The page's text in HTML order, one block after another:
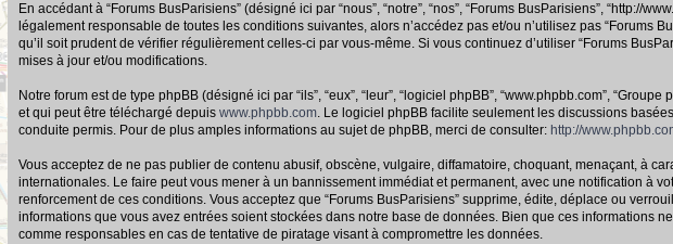
En accédant à “Forums BusParisiens” (désigné ici par “nous”, “notre”, “nos”, “Forums BusParisiens”,
légalement responsable de toutes les conditions suivantes, alors n’accédez pas et/ou n’utilisez pas
qu’il soit prudent de vérifier régulièrement celles-ci par vous-même. Si vous continuez d’utiliser “Forums
mises à jour et/ou modifications.
Notre forum est de type phpBB (désigné ici par “ils”, “eux”, “leur”, “logiciel phpBB”, “www.phpbb.com”,
et qui peut être téléchargé depuis www.phpbb.com. Le logiciel phpBB facilite seulement les discussions
conduite permis. Pour de plus amples informations au sujet de phpBB, merci de consulter: http://
Vous acceptez de ne pas publier de contenu abusif, obscène, vulgaire, diffamatoire, choquant, menaçant, à
internationales. Le faire peut vous mener à un bannissement immédiat et permanent, avec une notification à
renforcement de ces conditions. Vous acceptez que “Forums BusParisiens” supprime, édite, déplace ou
informations que vous avez entrées soient stockées dans notre base de données. Bien que ces informations
comme responsables en cas de tentative de piratage visant à compromettre les données.